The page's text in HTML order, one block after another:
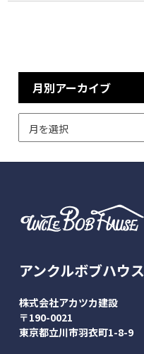
月別アーカイブ
アンクルボブハウス
株式会社アカツカ建設
〒190-0021
東京都立川市羽衣町1-8-9